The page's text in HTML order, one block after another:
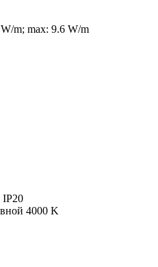
m; max: 9.6 W/m
IP20
4000 K